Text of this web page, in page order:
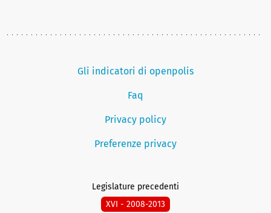
Gli indicatori di openpolis
Faq
Privacy policy
Preferenze privacy
Legislature precedenti
XVI - 2008-2013